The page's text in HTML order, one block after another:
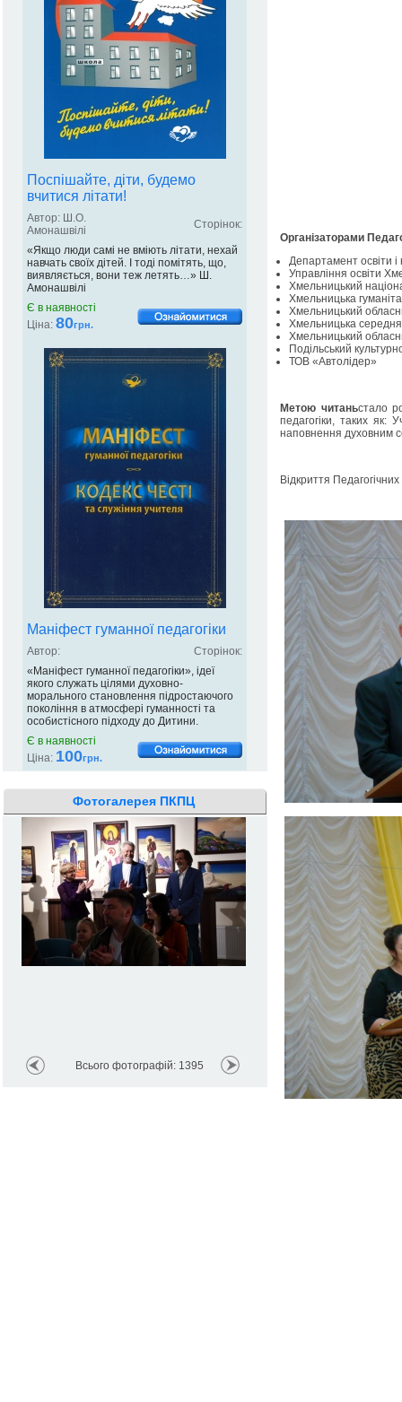
Поспішайте, діти, будемо
вчитися літати!
Автор: Ш.О.
Амонашвілі
Сторінок:
«Якщо люди самі не вміють літати, нехай
навчать своїх дітей. І тоді помітять, що,
виявляється, вони теж летять…» Ш.
Амонашвілі
Є в наявності
Ціна: 80грн.
Маніфест гуманної педагогіки
Автор:
Сторінок:
«Маніфест гуманної педагогіки», ідеї
якого служать цілями духовно-
морального становлення підростаючого
покоління в атмосфері гуманності та
особистісного підходу до Дитини.
Є в наявності
Ціна: 100грн.
Фотогалерея ПКПЦ
Всього фотографій: 1395
Організаторами
Департамент освіти і
Управління освіти
Хмельницький
Хмельницька
Хмельницький
Хмельницька середня
Хмельницький
Подільський
ТОВ «Автолідер»
Метою читаньстало
педагогіки, таких
наповнення духовним
Відкриття